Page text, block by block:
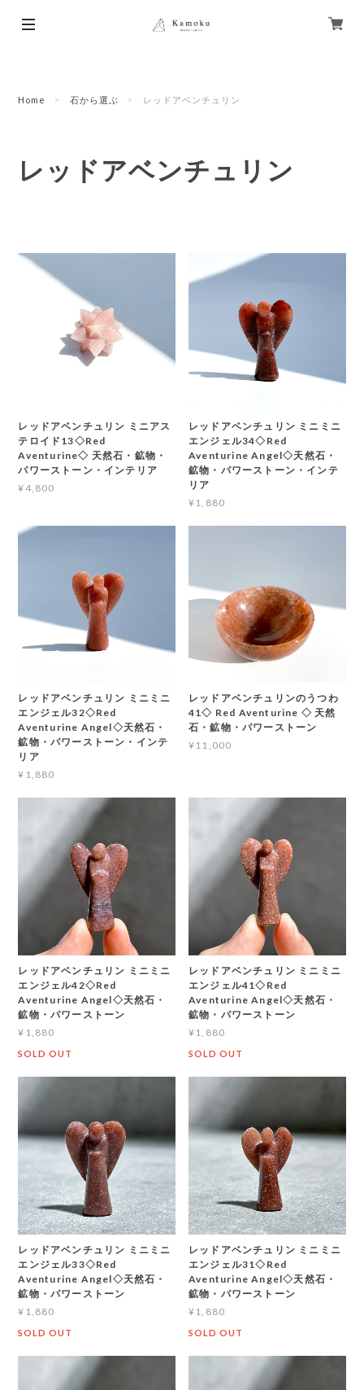
Home 石から選ぶ レッドアベンチュリン
レッドアベンチュリン
レッドアベンチュリン ミニアス
テロイド13◇Red
Aventurine◇ 天然石・鉱物・
パワーストーン・インテリア
¥4,800
レッドアベンチュリン ミニミニ
エンジェル34◇Red
Aventurine Angel◇天然石・
鉱物・パワーストーン・インテ
リア
¥1,880
レッドアベンチュリン ミニミニ
エンジェル32◇Red
Aventurine Angel◇天然石・
鉱物・パワーストーン・インテ
リア
¥1,880
レッドアベンチュリンのうつわ
41◇ Red Aventurine ◇ 天然
石・鉱物・パワーストーン
¥11,000
レッドアベンチュリン ミニミニ
エンジェル42◇Red
Aventurine Angel◇天然石・
鉱物・パワーストーン
¥1,880
SOLD OUT
レッドアベンチュリン ミニミニ
エンジェル41◇Red
Aventurine Angel◇天然石・
鉱物・パワーストーン
¥1,880
SOLD OUT
レッドアベンチュリン ミニミニ
エンジェル33◇Red
Aventurine Angel◇天然石・
鉱物・パワーストーン
¥1,880
SOLD OUT
レッドアベンチュリン ミニミニ
エンジェル31◇Red
Aventurine Angel◇天然石・
鉱物・パワーストーン
¥1,880
SOLD OUT